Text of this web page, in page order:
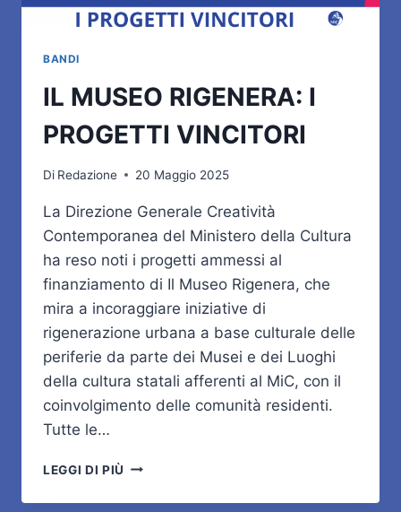
BANDI
IL MUSEO RIGENERA: I
PROGETTI VINCITORI
Di Redazione 20 Maggio 2025
La Direzione Generale Creatività
Contemporanea del Ministero della Cultura
ha reso noti i progetti ammessi al
finanziamento di Il Museo Rigenera, che
mira a incoraggiare iniziative di
rigenerazione urbana a base culturale delle
periferie da parte dei Musei e dei Luoghi
della cultura statali afferenti al MiC, con il
coinvolgimento delle comunità residenti.
Tutte le…
LEGGI DI PIÙ IL
RIGENERA: